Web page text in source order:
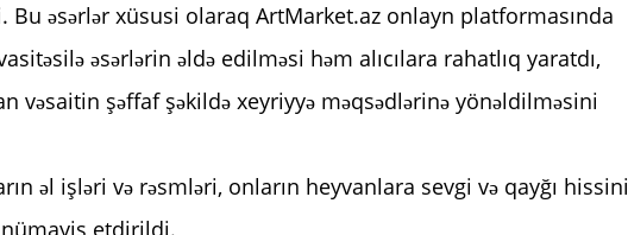
Bu əsərlər xüsusi olaraq ArtMarket.az onlayn platformasında
əsərlərin əldə edilməsi həm alıcılara rahatlıq yaratdı,
vəsaitin şəffaf şəkildə xeyriyyə məqsədlərinə yönəldilməsini
əl işləri və rəsmləri, onların heyvanlara sevgi və qayğı hissini